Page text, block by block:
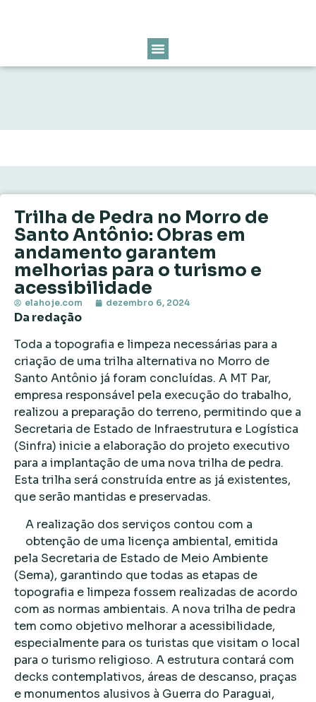
Trilha de Pedra no Morro de
Santo Antônio: Obras em
andamento garantem
melhorias para o turismo e
acessibilidade
elahoje.com dezembro 6, 2024
Da redação
Toda a topografia e limpeza necessárias para a
criação de uma trilha alternativa no Morro de
Santo Antônio já foram concluídas. A MT Par,
empresa responsável pela execução do trabalho,
realizou a preparação do terreno, permitindo que a
Secretaria de Estado de Infraestrutura e Logística
(Sinfra) inicie a elaboração do projeto executivo
para a implantação de uma nova trilha de pedra.
Esta trilha será construída entre as já existentes,
que serão mantidas e preservadas.
A realização dos serviços contou com a
obtenção de uma licença ambiental, emitida
pela Secretaria de Estado de Meio Ambiente
(Sema), garantindo que todas as etapas de
topografia e limpeza fossem realizadas de acordo
com as normas ambientais. A nova trilha de pedra
tem como objetivo melhorar a acessibilidade,
especialmente para os turistas que visitam o local
para o turismo religioso. A estrutura contará com
decks contemplativos, áreas de descanso, praças
e monumentos alusivos à Guerra do Paraguai,